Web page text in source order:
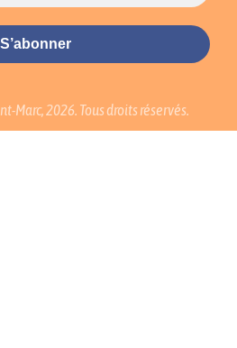
Marc, 2026. Tous droits réservés.